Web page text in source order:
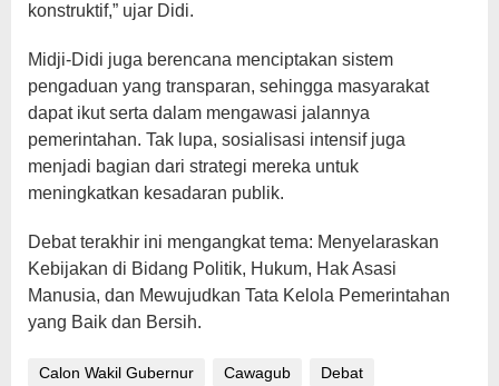
konstruktif,” ujar Didi.
Midji-Didi juga berencana menciptakan sistem
pengaduan yang transparan, sehingga masyarakat
dapat ikut serta dalam mengawasi jalannya
pemerintahan. Tak lupa, sosialisasi intensif juga
menjadi bagian dari strategi mereka untuk
meningkatkan kesadaran publik.
Debat terakhir ini mengangkat tema: Menyelaraskan
Kebijakan di Bidang Politik, Hukum, Hak Asasi
Manusia, dan Mewujudkan Tata Kelola Pemerintahan
yang Baik dan Bersih.
Calon Wakil Gubernur Cawagub
Debat